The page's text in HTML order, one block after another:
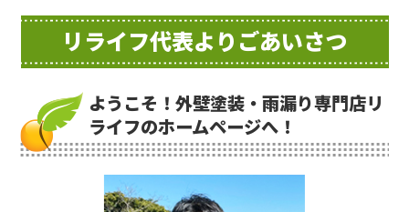
リライフ代表よりごあいさつ
ようこそ！外壁塗装・雨漏り専門店リ
ライフのホームページへ！